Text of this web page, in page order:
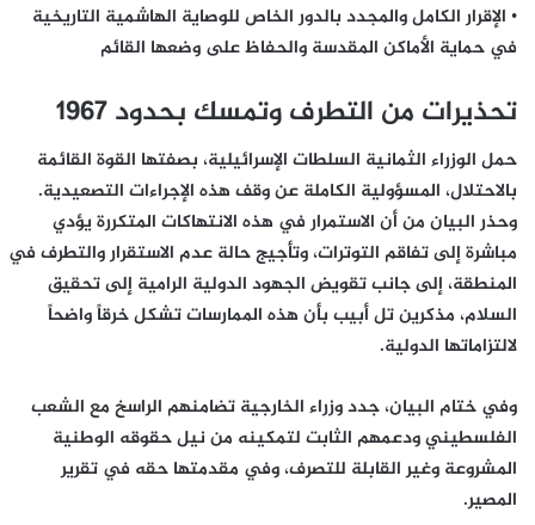
• الإقرار الكامل والمجدد بالدور الخاص للوصاية الهاشمية التاريخية
في حماية الأماكن المقدسة والحفاظ على وضعها القائم
تحذيرات من التطرف وتمسك بحدود 1967
حمل الوزراء الثمانية السلطات الإسرائيلية، بصفتها القوة القائمة
بالاحتلال، المسؤولية الكاملة عن وقف هذه الإجراءات التصعيدية.
وحذر البيان من أن الاستمرار في هذه الانتهاكات المتكررة يؤدي
مباشرة إلى تفاقم التوترات، وتأجيج حالة عدم الاستقرار والتطرف في
المنطقة، إلى جانب تقويض الجهود الدولية الرامية إلى تحقيق
السلام، مذكرين تل أبيب بأن هذه الممارسات تشكل خرقاً واضحاً
لالتزاماتها الدولية.
وفي ختام البيان، جدد وزراء الخارجية تضامنهم الراسخ مع الشعب
الفلسطيني ودعمهم الثابت لتمكينه من نيل حقوقه الوطنية
المشروعة وغير القابلة للتصرف، وفي مقدمتها حقه في تقرير
المصير.